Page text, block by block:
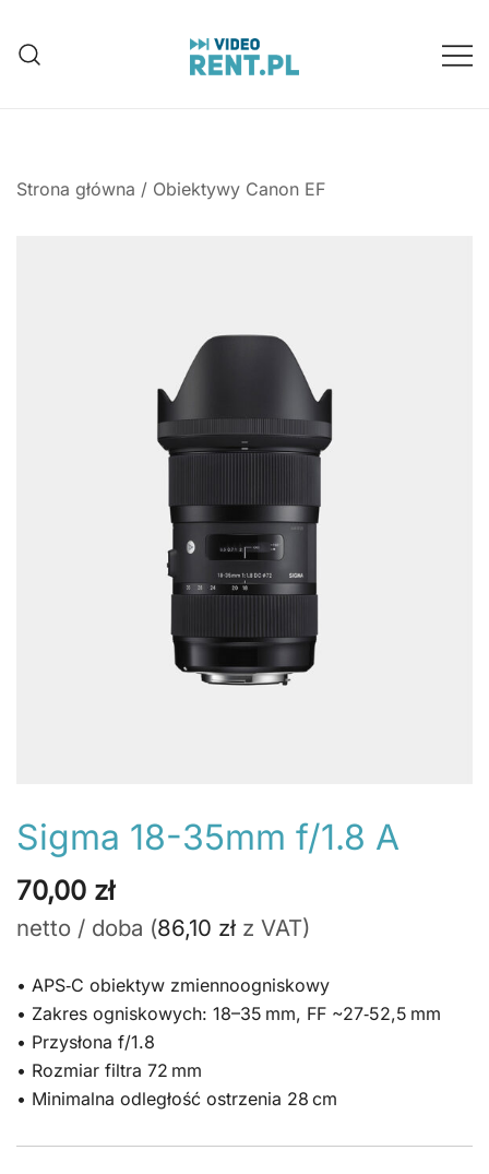
treści
Strona główna / Obiektywy Canon EF
Sigma 18-35mm f/1.8 A
70,00 zł
netto / doba (86,10 zł z VAT)
• APS‑C obiektyw zmiennoogniskowy
• Zakres ogniskowych: 18–35 mm, FF ~27‑52,5 mm
• Przysłona f/1.8
• Rozmiar filtra 72 mm
• Minimalna odległość ostrzenia 28 cm